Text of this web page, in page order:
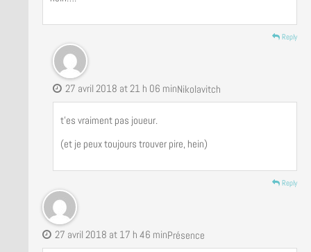
Reply
Nikolavitch
27 avril 2018 at 21 h 06 min
t’es vraiment pas joueur.
(et je peux toujours trouver pire, hein)
Reply
Présence
27 avril 2018 at 17 h 46 min